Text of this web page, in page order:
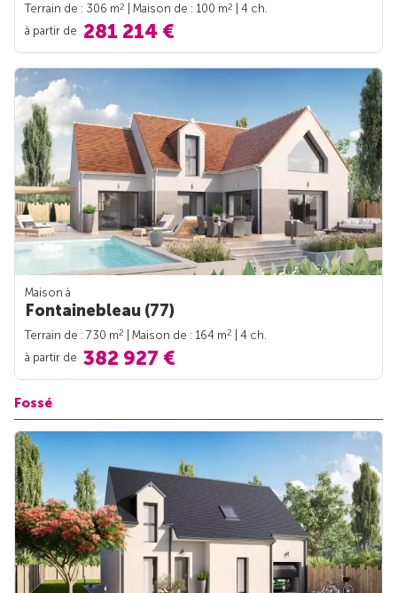
Terrain de : 306 m2 | Maison de : 100 m2
| 4 ch.
à partir de 281 214 €
Maison à
Fontainebleau (77)
Terrain de : 730 m2 | Maison de : 164 m2
| 4 ch.
à partir de 382 927 €
Fossé